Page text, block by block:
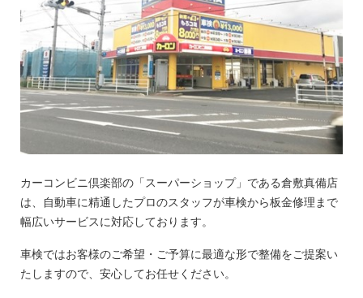
カーコンビニ倶楽部の「スーパーショップ」である倉敷真備店
は、自動車に精通したプロのスタッフが車検から板金修理まで
幅広いサービスに対応しております。
車検ではお客様のご希望・ご予算に最適な形で整備をご提案い
たしますので、安心してお任せください。